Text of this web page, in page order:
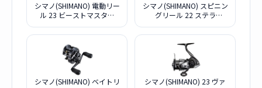
シマノ(SHIMANO) 電動リー
ル 23 ビーストマスター
シマノ(SHIMANO) スピニン
グリール 22 ステラ
シマノ(SHIMANO) ベイトリ
シマノ(SHIMANO) 23 ヴァ